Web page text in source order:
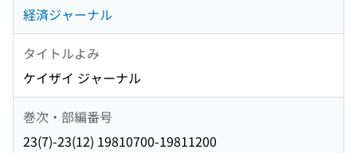
経済ジャーナル
タイトルよみ
ケイザイ ジャーナル
巻次・部編番号
23(7)-23(12) 19810700-19811200